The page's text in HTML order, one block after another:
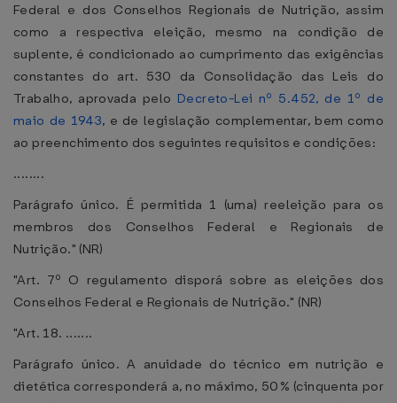
Federal e dos Conselhos Regionais de Nutrição, assim
como a respectiva eleição, mesmo na condição de
suplente, é condicionado ao cumprimento das exigências
constantes do art. 530 da Consolidação das Leis do
Trabalho, aprovada pelo Decreto-Lei nº 5.452, de 1º de
maio de 1943, e de legislação complementar, bem como
ao preenchimento dos seguintes requisitos e condições:
........
Parágrafo único. É permitida 1 (uma) reeleição para os
membros dos Conselhos Federal e Regionais de
Nutrição." (NR)
"Art. 7º O regulamento disporá sobre as eleições dos
Conselhos Federal e Regionais de Nutrição." (NR)
"Art. 18. .......
Parágrafo único. A anuidade do técnico em nutrição e
dietética corresponderá a, no máximo, 50% (cinquenta por